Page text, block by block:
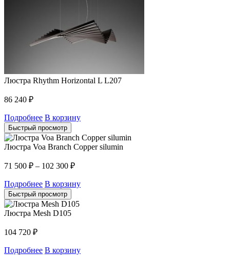
Люстра Rhythm Horizontal L L207
86 240 ₽
Подробнее В корзину
Быстрый просмотр
Люстра Voa Branch Copper silumin
71 500 ₽ – 102 300 ₽
Подробнее В корзину
Быстрый просмотр
Люстра Mesh D105
104 720 ₽
Подробнее В корзину